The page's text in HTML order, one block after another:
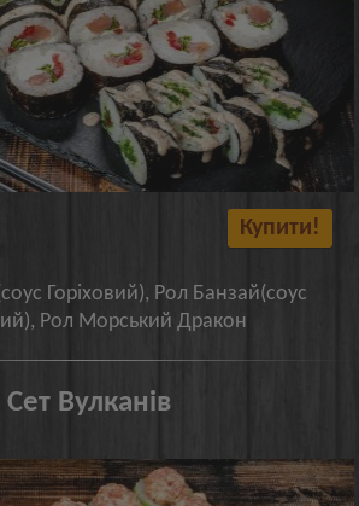
Купити!
Горіховий), Рол Банзай(соус
Рол Морський Дракон
Сет Вулканів